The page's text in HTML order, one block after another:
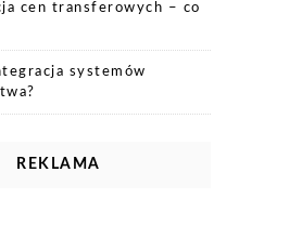
cen transferowych – co
systemów
REKLAMA